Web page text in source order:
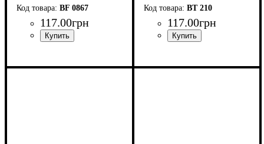
BF 0867
117.00грн
BT 210
117.00грн